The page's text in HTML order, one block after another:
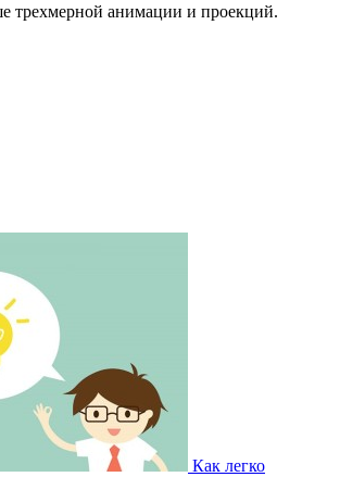
трехмерной анимации и проекций.
Как легко